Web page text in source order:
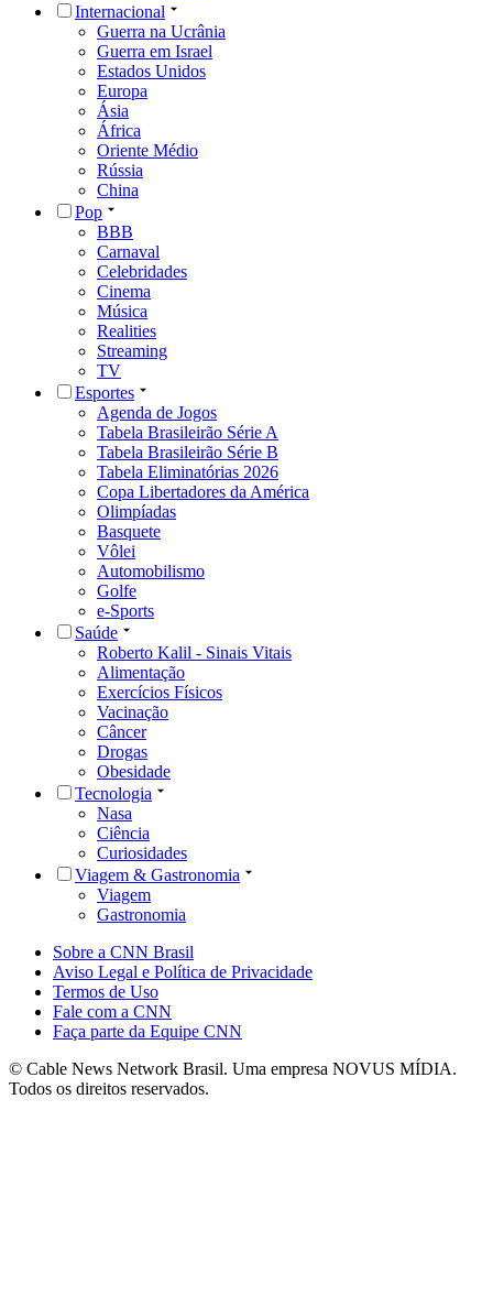
Internacional
Guerra na Ucrânia
Guerra em Israel
Estados Unidos
Europa
Ásia
África
Oriente Médio
Rússia
China
Pop
BBB
Carnaval
Celebridades
Cinema
Música
Realities
Streaming
TV
Esportes
Agenda de Jogos
Tabela Brasileirão Série A
Tabela Brasileirão Série B
Tabela Eliminatórias 2026
Copa Libertadores da América
Olimpíadas
Basquete
Vôlei
Automobilismo
Golfe
e-Sports
Saúde
Roberto Kalil - Sinais Vitais
Alimentação
Exercícios Físicos
Vacinação
Câncer
Drogas
Obesidade
Tecnologia
Nasa
Ciência
Curiosidades
Viagem & Gastronomia
Viagem
Gastronomia
Sobre a CNN Brasil
Aviso Legal e Política de Privacidade
Termos de Uso
Fale com a CNN
Faça parte da Equipe CNN
© Cable News Network Brasil. Uma empresa NOVUS MÍDIA.
Todos os direitos reservados.